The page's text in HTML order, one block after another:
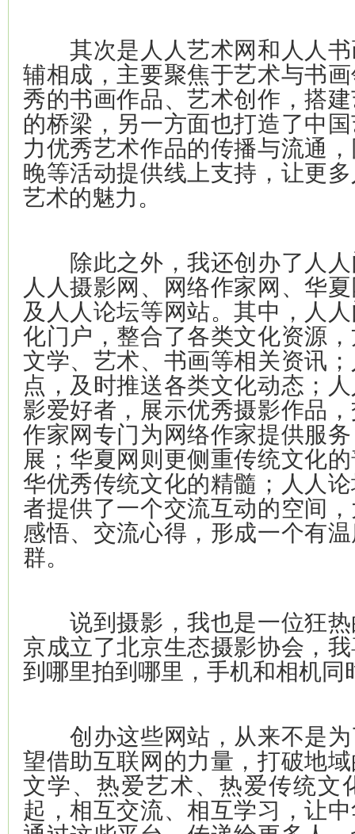
其次是人人艺术网和人人书
辅相成，主要聚焦于艺术与书
秀的书画作品、艺术创作，搭
的桥梁，另一方面也打造了中
力优秀艺术作品的传播与流通
晚等活动提供线上支持，让更
艺术的魅力。
除此之外，我还创办了人人
人人摄影网、网络作家网、华
及人人论坛等网站。其中，人
化门户，整合了各类文化资源
文学、艺术、书画等相关资讯
点，及时推送各类文化动态；
影爱好者，展示优秀摄影作品
作家网专门为网络作家提供服
展；华夏网则更侧重传统文化
华优秀传统文化的精髓；人人
者提供了一个交流互动的空间
感悟、交流心得，形成一个有
群。
说到摄影，我也是一位狂热
京成立了北京生态摄影协会，
到哪里拍到哪里，手机和相机同
创办这些网站，从来不是为
望借助互联网的力量，打破地
文学、热爱艺术、热爱传统文
起，相互交流、相互学习，让